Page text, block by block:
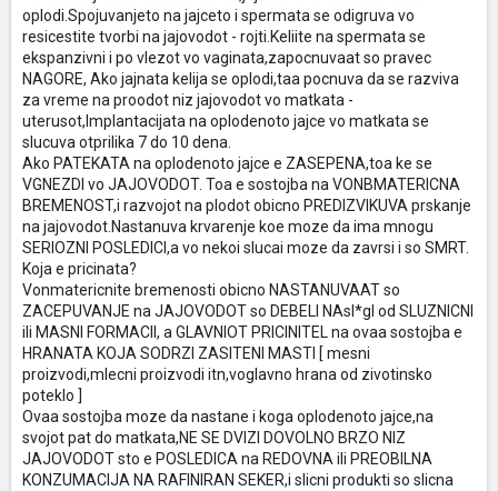
oplodi.Spojuvanjeto na jajceto i spermata se odigruva vo
resicestite tvorbi na jajovodot - rojti.Keliite na spermata se
ekspanzivni i po vlezot vo vaginata,zapocnuvaat so pravec
NAGORE, Ako jajnata kelija se oplodi,taa pocnuva da se razviva
za vreme na proodot niz jajovodot vo matkata -
uterusot,Implantacijata na oplodenoto jajce vo matkata se
slucuva otprilika 7 do 10 dena.
Ako PATEKATA na oplodenoto jajce e ZASEPENA,toa ke se
VGNEZDI vo JAJOVODOT. Toa e sostojba na VONBMATERICNA
BREMENOST,i razvojot na plodot obicno PREDIZVIKUVA prskanje
na jajovodot.Nastanuva krvarenje koe moze da ima mnogu
SERIOZNI POSLEDICI,a vo nekoi slucai moze da zavrsi i so SMRT.
Koja e pricinata?
Vonmatericnite bremenosti obicno NASTANUVAAT so
ZACEPUVANJE na JAJOVODOT so DEBELI NAsl*gI od SLUZNICNI
ili MASNI FORMACII, a GLAVNIOT PRICINITEL na ovaa sostojba e
HRANATA KOJA SODRZI ZASITENI MASTI [ mesni
proizvodi,mlecni proizvodi itn,voglavno hrana od zivotinsko
poteklo ]
Ovaa sostojba moze da nastane i koga oplodenoto jajce,na
svojot pat do matkata,NE SE DVIZI DOVOLNO BRZO NIZ
JAJOVODOT sto e POSLEDICA na REDOVNA ili PREOBILNA
KONZUMACIJA NA RAFINIRAN SEKER,i slicni produkti so slicna